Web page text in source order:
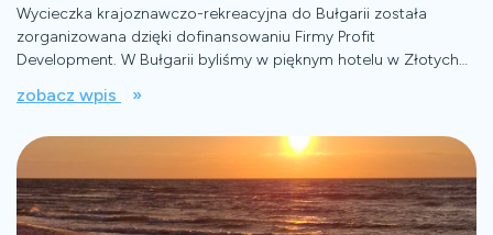
Wycieczka krajoznawczo-rekreacyjna do Bułgarii została
zorganizowana dzięki dofinansowaniu Firmy Profit
Development. W Bułgarii byliśmy w pięknym hotelu w Złotych
zobacz wpis